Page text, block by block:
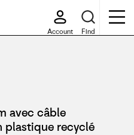
Account Find
avec câble
plastique recyclé